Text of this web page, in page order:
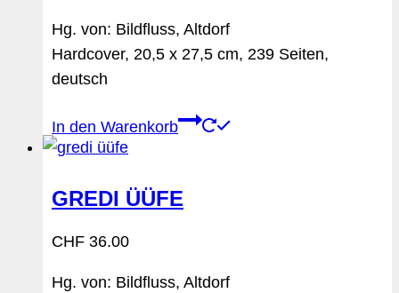
Hg. von: Bildfluss, Altdorf
Hardcover, 20,5 x 27,5 cm, 239 Seiten,
deutsch
In den Warenkorb
GREDI ÜÜFE
CHF 36.00
Hg. von: Bildfluss, Altdorf